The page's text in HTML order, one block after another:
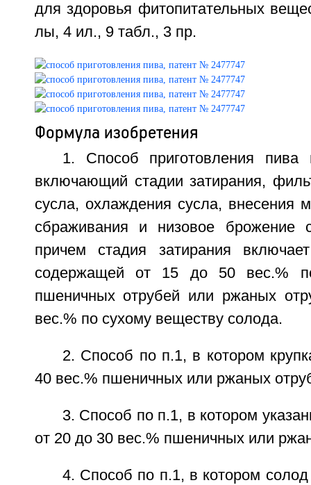
для здоровья фитопитательных
лы, 4 ил., 9 табл., 3 пр.
Формула изобретения
1. Способ приготовления пива
включающий стадии затирания,
сусла, охлаждения сусла, внесения
сбраживания и низовое брожение
причем стадия затирания
содержащей от 15 до 50 вес.%
пшеничных отрубей или ржаных
вес.% по сухому веществу солода.
2. Способ по п.1, в котором
40 вес.% пшеничных или ржаных
3. Способ по п.1, в котором
от 20 до 30 вес.% пшеничных или
4. Способ по п.1, в котором солод